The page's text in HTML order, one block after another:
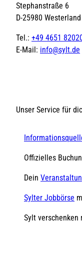
Stephanstraße 6
D-25980 Westerland
Tel.: +49 4651
E-Mail: info@sylt.de
Unser Service für
Offizielles
Dein
Sylter Jobbörse
Sylt verschenken